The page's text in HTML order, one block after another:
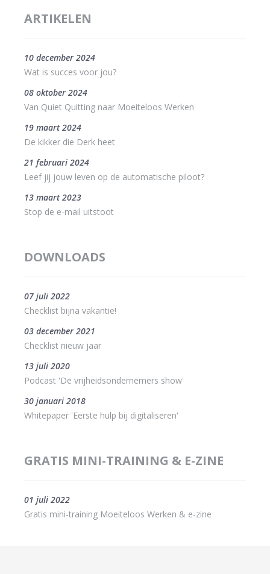
ARTIKELEN
10 december 2024
Wat is succes voor jou?
08 oktober 2024
Van Quiet Quitting naar Moeiteloos Werken
19 maart 2024
De kikker die Derk heet
21 februari 2024
Leef jij jouw leven op de automatische piloot?
13 maart 2023
Stop de e-mail uitstoot
DOWNLOADS
07 juli 2022
Checklist bijna vakantie!
03 december 2021
Checklist nieuw jaar
13 juli 2020
Podcast 'De vrijheidsondernemers show'
30 januari 2018
Whitepaper 'Eerste hulp bij digitaliseren'
GRATIS MINI-TRAINING & E-ZINE
01 juli 2022
Gratis mini-training Moeiteloos Werken & e-zine